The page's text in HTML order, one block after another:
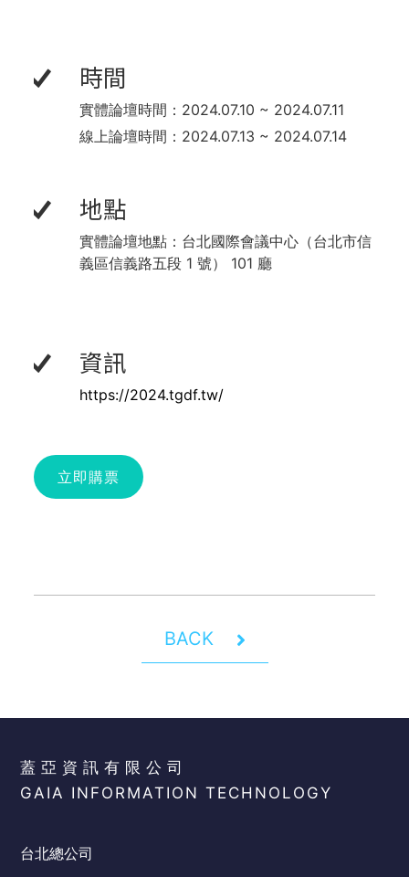
時間
實體論壇時間：2024.07.10 ~ 2024.07.11
線上論壇時間：2024.07.13 ~ 2024.07.14
地點
實體論壇地點： 台北國際會議中心（台北市信
義區信義路五段 1 號） 101 廳
資訊
https://2024.tgdf.tw/
立即購票
BACK
蓋亞資訊有限公司
GAIA INFORMATION TECHNOLOGY
台北總公司